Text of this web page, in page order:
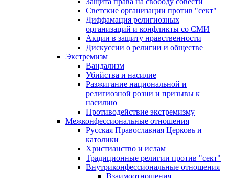
Светские организации против "сект"
Диффамация религиозных
организаций и конфликты со СМИ
Акции в защиту нравственности
Дискуссии о религии и обществе
Экстремизм
Вандализм
Убийства и насилие
Разжигание национальной и
религиозной розни и призывы к
насилию
Противодействие экстремизму
Межконфессиональные отношения
Русская Православная Церковь и
католики
Христианство и ислам
Традиционные религии против "сект"
Внутриконфессиональные отношения